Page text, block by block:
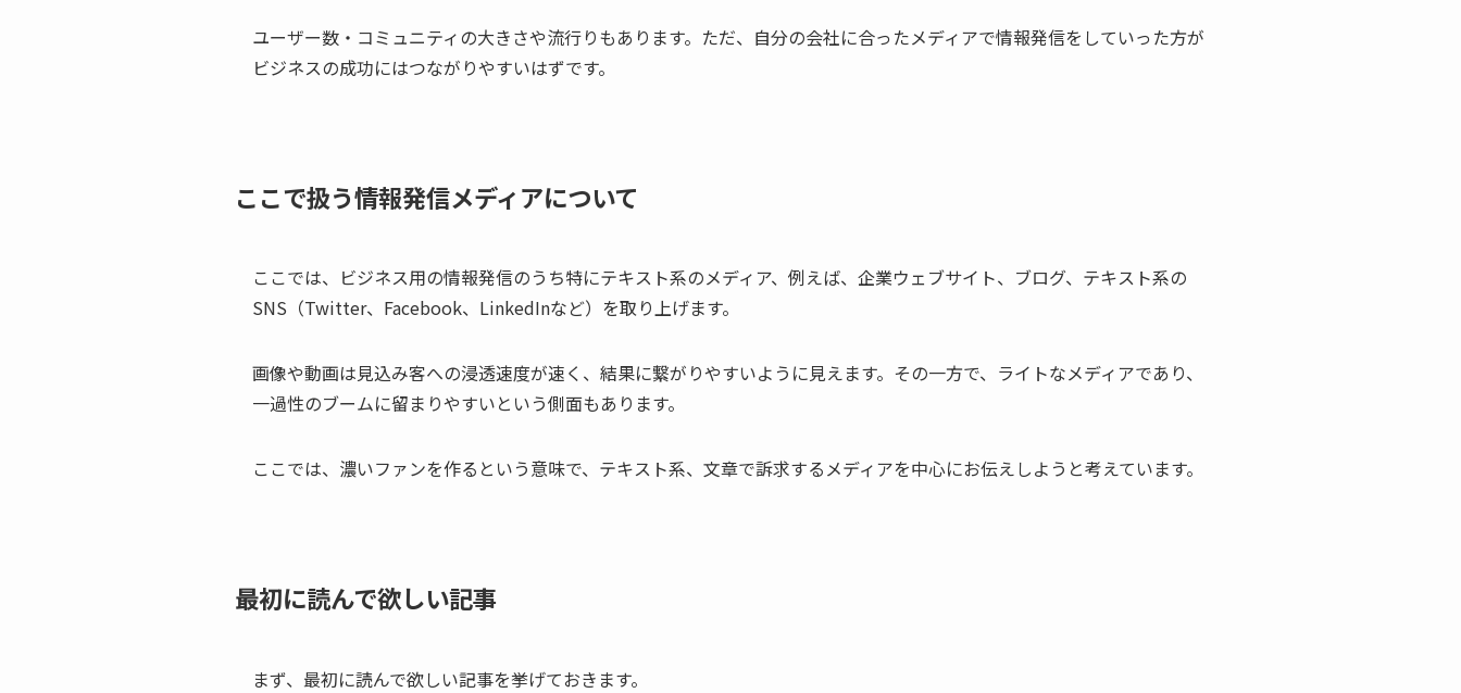
ユーザー数・コミュニティの大きさや流行りもあります。ただ、自分の会社に合ったメディアで情報発信をしていった方が
ビジネスの成功にはつながりやすいはずです。
ここで扱う情報発信メディアについて
ここでは、ビジネス用の情報発信のうち特にテキスト系のメディア、例えば、企業ウェブサイト、ブログ、テキスト系の
SNS（Twitter、Facebook、LinkedInなど）を取り上げます。
画像や動画は見込み客への浸透速度が速く、結果に繋がりやすいように見えます。その一方で、ライトなメディアであり、
一過性のブームに留まりやすいという側面もあります。
ここでは、濃いファンを作るという意味で、テキスト系、文章で訴求するメディアを中心にお伝えしようと考えています。
最初に読んで欲しい記事
まず、最初に読んで欲しい記事を挙げておきます。